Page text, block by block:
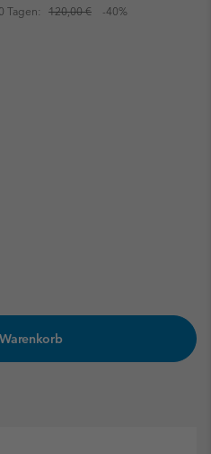
Tagen: 120,00 € -40%